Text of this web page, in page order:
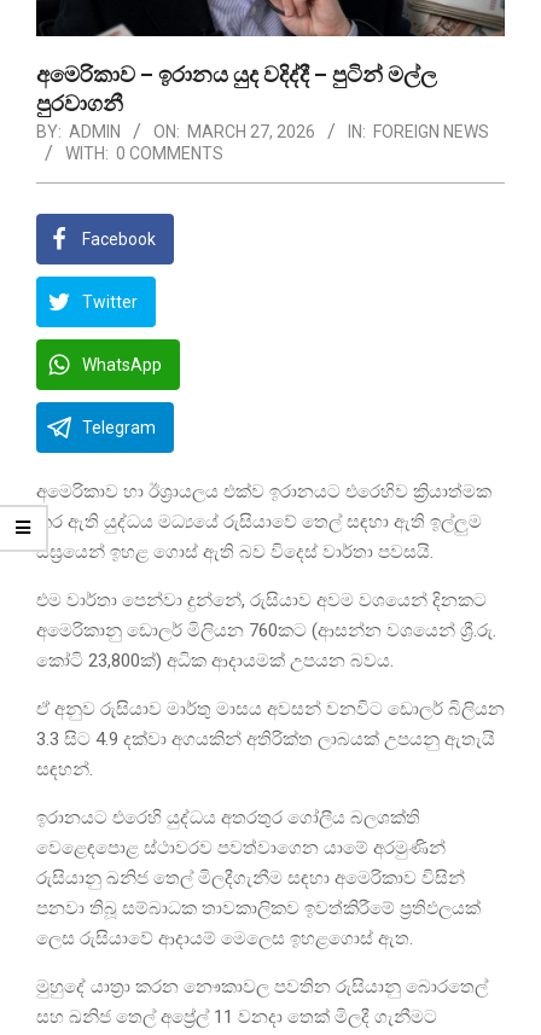
අමෙරිකාව – ඉරානය යුද වදිද්දී – පුටින් මල්ල
පුරවාගනී
BY: ADMIN ON: MARCH 27, 2026 IN: FOREIGN NEWS
WITH: 0 COMMENTS
Facebook
Twitter
WhatsApp
Telegram
අමෙරිකාව හා ඊශ්‍රායලය එක්ව ඉරානයට එරෙහිව ක්‍රියාත්මක
කර ඇති යුද්ධය මධ්‍යයේ රුසියාවේ තෙල් සඳහා ඇති ඉල්ලුම
සීඝ්‍රයෙන් ඉහළ ගොස් ඇති බව විදෙස් වාර්තා පවසයි.
එම වාර්තා පෙන්වා දුන්නේ, රුසියාව අවම වශයෙන් දිනකට
අමෙරිකානු ඩොලර් මිලියන 760කට (ආසන්න වශයෙන් ශ්‍රී.රු.
කෝටි 23,800ක්) අධික ආදායමක් උපයන බවය.
ඒ අනුව රුසියාව මාර්තු මාසය අවසන් වනවිට ඩොලර් බිලියන
3.3 සිට 4.9 දක්වා අගයකින් අතිරික්ත ලාබයක් උපයනු ඇතැයි
සඳහන්.
ඉරානයට එරෙහි යුද්ධය අතරතුර ගෝලීය බලශක්ති
වෙළෙඳපොළ ස්ථාවරව පවත්වාගෙන යාමේ අරමුණින්
රුසියානු ඛනිජ තෙල් මිලදීගැනීම සඳහා අමෙරිකාව විසින්
පනවා තිබූ සම්බාධක තාවකාලිකව ඉවත්කිරීමේ ප්‍රතිඵලයක්
ලෙස රුසියාවේ ආදායම් මෙලෙස ඉහළගොස් ඇත.
මුහුදේ යාත්‍රා කරන නෞකාවල පවතින රුසියානු බොරතෙල්
සහ ඛනිජ තෙල් අප්‍රේල් 11 වනදා තෙක් මිලදී ගැනීමට